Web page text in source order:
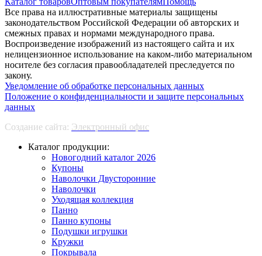
Все права на иллюстративные материалы защищены
законодательством Российской Федерации об авторских и
смежных правах и нормами международного права.
Воспроизведение изображений из настоящего сайта и их
нелицензионное использование на каком-либо материальном
носителе без согласия правообладателей преследуется по
закону.
Уведомление об обработке персональных данных
Положение о конфиденциальности и защите персональных
данных
Создание сайта: Электронный офис
Каталог продукции:
Новогодний каталог 2026
Купоны
Наволочки Двусторонние
Наволочки
Уходящая коллекция
Панно
Панно купоны
Подушки игрушки
Кружки
Покрывала